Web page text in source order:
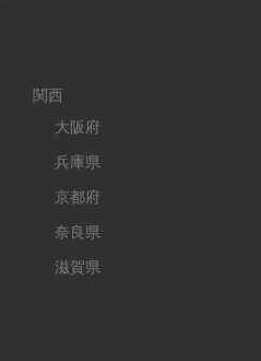
関西
大阪府
兵庫県
京都府
奈良県
滋賀県